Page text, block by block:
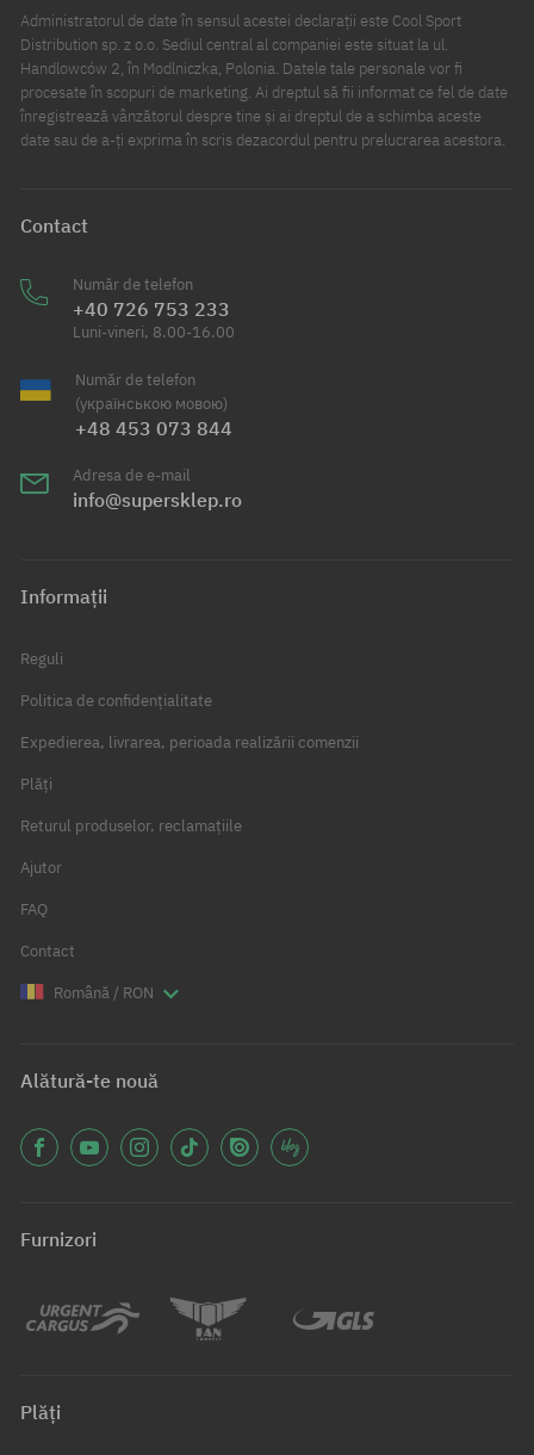
Administratorul de date în sensul acestei declarații este Cool Sport
Distribution sp. z o.o. Sediul central al companiei este situat la ul.
Handlowców 2, în Modlniczka, Polonia. Datele tale personale vor fi
procesate în scopuri de marketing. Ai dreptul să fii informat ce fel de date
înregistrează vânzătorul despre tine și ai dreptul de a schimba aceste
date sau de a-ți exprima în scris dezacordul pentru prelucrarea acestora.
Contact
Număr de telefon
+40 726 753 233
Luni-vineri, 8.00-16.00
Număr de telefon
(українською мовою)
+48 453 073 844
Adresa de e-mail
info@supersklep.ro
Informații
Reguli
Politica de confidențialitate
Expedierea, livrarea, perioada realizării comenzii
Plăți
Returul produselor, reclamațiile
Ajutor
FAQ
Contact
Română / RON
Alătură-te nouă
Furnizori
Plăți